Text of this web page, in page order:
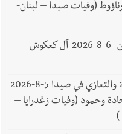
(وفيات صيدا – لبنان-
وفاة الحاجة رقية محمد حمودة -الدفن -6-8-2026-آل كعكوش
وفاة مصطفى محمد موسى 3-8-2026 والتعازي في صيدا 5-8-2026
وحمود (وفيات زغدرايا –
)